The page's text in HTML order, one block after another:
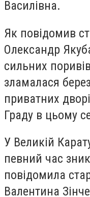
Василівна.
Як повідомив
Олександр
сильних
зламалася
приватних
Граду в цьому
У Великій
певний час
повідомила
Валентина